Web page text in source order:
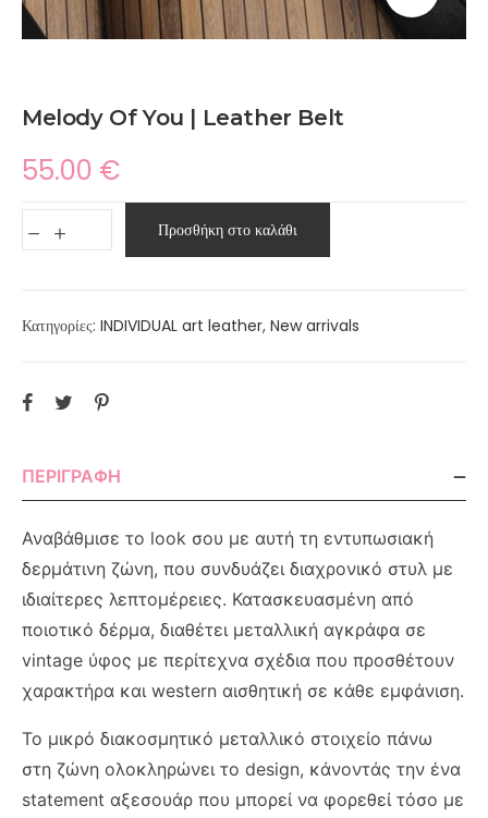
Melody Of You | Leather Belt
55.00 €
Προσθήκη στο καλάθι
Κατηγορίες: INDIVIDUAL art leather, New arrivals
ΠΕΡΙΓΡΑΦΉ
Αναβάθμισε το look σου με αυτή τη εντυπωσιακή
δερμάτινη ζώνη, που συνδυάζει διαχρονικό στυλ με
ιδιαίτερες λεπτομέρειες. Κατασκευασμένη από
ποιοτικό δέρμα, διαθέτει μεταλλική αγκράφα σε
vintage ύφος με περίτεχνα σχέδια που προσθέτουν
χαρακτήρα και western αισθητική σε κάθε εμφάνιση.
Το μικρό διακοσμητικό μεταλλικό στοιχείο πάνω
στη ζώνη ολοκληρώνει το design, κάνοντάς την ένα
statement αξεσουάρ που μπορεί να φορεθεί τόσο με